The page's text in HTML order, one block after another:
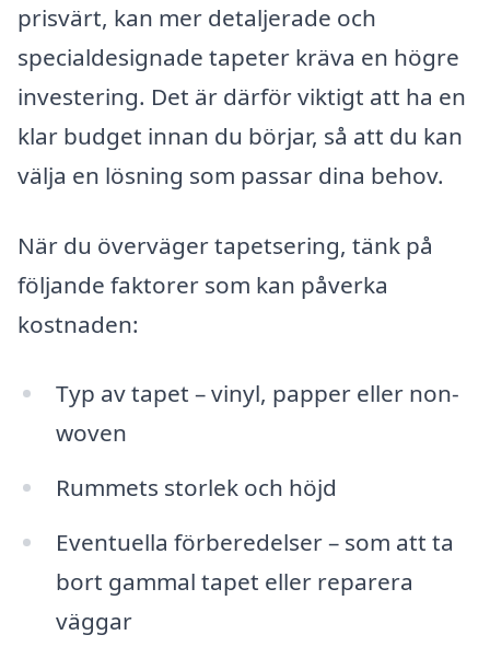
prisvärt, kan mer detaljerade och
specialdesignade tapeter kräva en högre
investering. Det är därför viktigt att ha en
klar budget innan du börjar, så att du kan
välja en lösning som passar dina behov.
När du överväger tapetsering, tänk på
följande faktorer som kan påverka
kostnaden:
Typ av tapet – vinyl, papper eller non-
woven
Rummets storlek och höjd
Eventuella förberedelser – som att ta
bort gammal tapet eller reparera
väggar